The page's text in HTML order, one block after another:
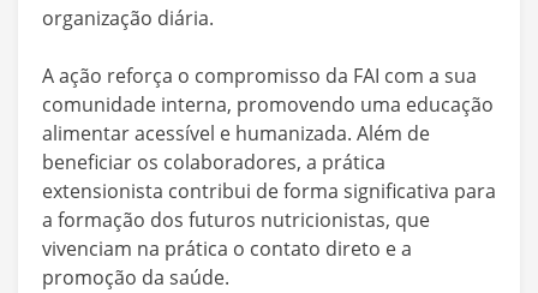
organização diária.
A ação reforça o compromisso da FAI com a sua
comunidade interna, promovendo uma educação
alimentar acessível e humanizada. Além de
beneficiar os colaboradores, a prática
extensionista contribui de forma significativa para
a formação dos futuros nutricionistas, que
vivenciam na prática o contato direto e a
promoção da saúde.